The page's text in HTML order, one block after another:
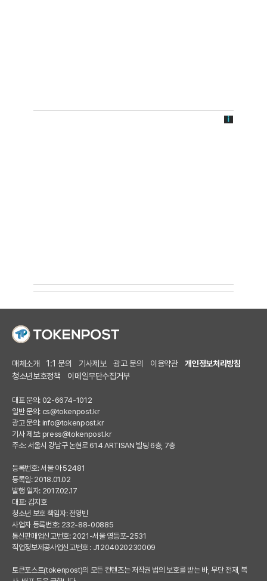
매체소개 1:1 문의 기사제보 광고 문의 이용약관
개인정보처리방침
청소년보호정책
이메일무단수집거부
대표 문의: 02-6674-1012
일반 문의: cs@tokenpost.kr
광고 문의: info@tokenpost.kr
기사 제보: press@tokenpost.kr
주소: 서울시 강남구 논현로 614 ARTISAN 빌딩 6층, 7층
등록번호: 서울 아 52481
등록일: 2018.01.02
발행 일자: 2017.02.17
대표: 김지호
청소년 보호 책임자: 전영빈
사업자 등록번호: 232-88-00885
통신판매업신고번호: 2021-서울 영등포-2531
직업정보제공사업신고번호 : J1204020230009
토큰포스트(tokenpost)의 모든 컨텐츠는 저작권 법의 보호를 받는 바, 무단 전재, 복